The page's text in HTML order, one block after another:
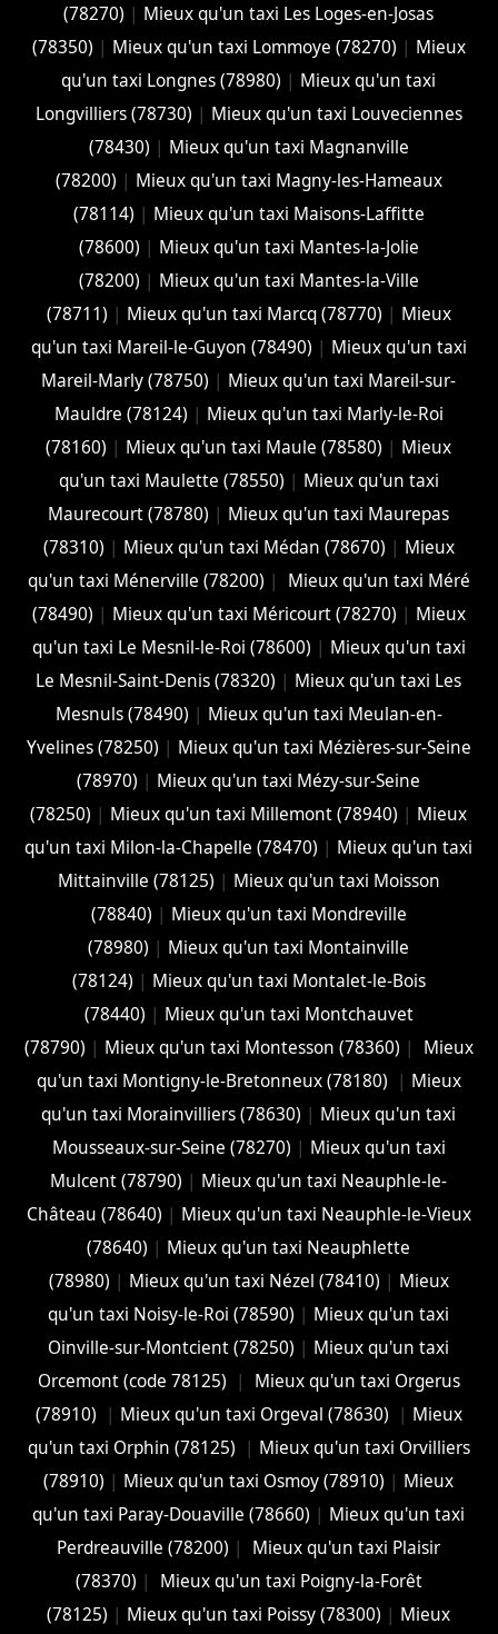
(78270) | Mieux qu'un taxi Les Loges-en-Josas
(78350) | Mieux qu'un taxi Lommoye (78270) | Mieux
qu'un taxi Longnes (78980) | Mieux qu'un taxi
Longvilliers (78730) | Mieux qu'un taxi Louveciennes
(78430) | Mieux qu'un taxi Magnanville
(78200) | Mieux qu'un taxi Magny-les-Hameaux
(78114) | Mieux qu'un taxi Maisons-Laffitte
(78600) | Mieux qu'un taxi Mantes-la-Jolie
(78200) | Mieux qu'un taxi Mantes-la-Ville
(78711) | Mieux qu'un taxi Marcq (78770) | Mieux
qu'un taxi Mareil-le-Guyon (78490) | Mieux qu'un taxi
Mareil-Marly (78750) | Mieux qu'un taxi Mareil-sur-
Mauldre (78124) | Mieux qu'un taxi Marly-le-Roi
(78160) | Mieux qu'un taxi Maule (78580) | Mieux
qu'un taxi Maulette (78550) | Mieux qu'un taxi
Maurecourt (78780) | Mieux qu'un taxi Maurepas
(78310) | Mieux qu'un taxi Médan (78670) | Mieux
qu'un taxi Ménerville (78200) |
Mieux qu'un taxi Méré
(78490) | Mieux qu'un taxi Méricourt (78270) | Mieux
qu'un taxi Le Mesnil-le-Roi (78600) | Mieux qu'un taxi
Le Mesnil-Saint-Denis (78320) | Mieux qu'un taxi Les
Mesnuls (78490) | Mieux qu'un taxi Meulan-en-
Yvelines (78250) | Mieux qu'un taxi Mézières-sur-Seine
(78970) | Mieux qu'un taxi Mézy-sur-Seine
(78250) | Mieux qu'un taxi Millemont (78940) | Mieux
qu'un taxi Milon-la-Chapelle (78470) | Mieux qu'un taxi
Mittainville (78125) | Mieux qu'un taxi Moisson
(78840) | Mieux qu'un taxi Mondreville
(78980) | Mieux qu'un taxi Montainville
(78124) | Mieux qu'un taxi Montalet-le-Bois
(78440) | Mieux qu'un taxi Montchauvet
(78790) | Mieux qu'un taxi Montesson (78360) |
Mieux
qu'un taxi Montigny-le-Bretonneux (78180)
| Mieux
qu'un taxi Morainvilliers (78630) | Mieux qu'un taxi
Mousseaux-sur-Seine (78270) | Mieux qu'un taxi
Mulcent (78790) | Mieux qu'un taxi Neauphle-le-
Château (78640) | Mieux qu'un taxi Neauphle-le-Vieux
(78640) | Mieux qu'un taxi Neauphlette
(78980) | Mieux qu'un taxi Nézel (78410) | Mieux
qu'un taxi Noisy-le-Roi (78590) | Mieux qu'un taxi
Oinville-sur-Montcient (78250) | Mieux qu'un taxi
Orcemont (code 78125)
|
Mieux qu'un taxi Orgerus
(78910)
| Mieux qu'un taxi Orgeval (78630) | Mieux
qu'un taxi Orphin (78125)
| Mieux qu'un taxi Orvilliers
(78910) | Mieux qu'un taxi Osmoy (78910) | Mieux
qu'un taxi Paray-Douaville (78660) | Mieux qu'un taxi
Perdreauville (78200) |
Mieux qu'un taxi Plaisir
(78370) |
Mieux qu'un taxi Poigny-la-Forêt
(78125) | Mieux qu'un taxi Poissy (78300) | Mieux